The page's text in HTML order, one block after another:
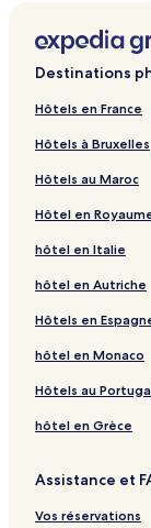
n
t
a
a
e
T
a
n
g
s
i
m
a
G
f
e
a
n
l
p
g
e
S
h
m
y
d
o
-
H
e
Destinations
Hôtels en France
Hôtels à Bruxelles
Hôtels au Maroc
Hôtel en
hôtel en Italie
hôtel en Autriche
Hôtels en
hôtel en Monaco
Hôtels au
hôtel en Grèce
Assistance et
Vos réservations